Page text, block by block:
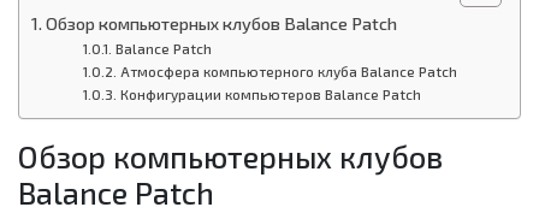
Обзор компьютерных клубов Balance Patch
Balance Patch
Атмосфера компьютерного клуба Balance Patch
Конфигурации компьютеров Balance Patch
Обзор компьютерных клубов
Balance Patch